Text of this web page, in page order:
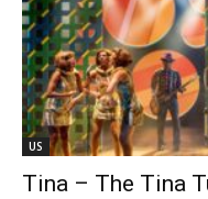
US
Tina – The Tina